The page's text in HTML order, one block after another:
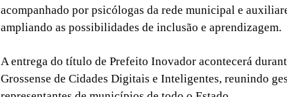
acompanhado por psicólogas da rede municipal e
ampliando as possibilidades de inclusão e aprendizagem.
A entrega do título de Prefeito Inovador acontecerá
Grossense de Cidades Digitais e Inteligentes, reunindo